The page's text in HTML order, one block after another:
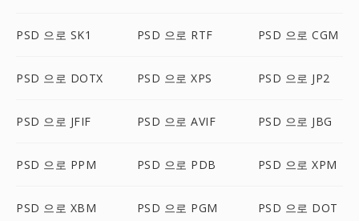
PSD 으로 SK1 PSD 으로 RTF PSD 으로 CGM
PSD 으로 DOTX PSD 으로 XPS PSD 으로 JP2
PSD 으로 JFIF PSD 으로 AVIF PSD 으로 JBG
PSD 으로 PPM PSD 으로 PDB PSD 으로 XPM
PSD 으로 XBM PSD 으로 PGM PSD 으로 DOT